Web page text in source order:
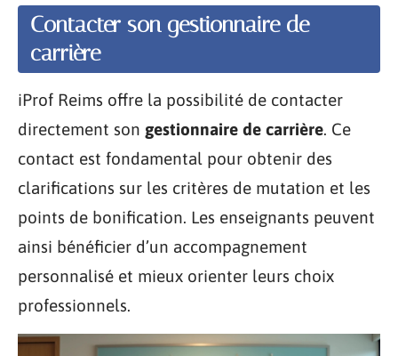
Contacter son gestionnaire de
carrière
iProf Reims offre la possibilité de contacter
directement son gestionnaire de carrière. Ce
contact est fondamental pour obtenir des
clarifications sur les critères de mutation et les
points de bonification. Les enseignants peuvent
ainsi bénéficier d’un accompagnement
personnalisé et mieux orienter leurs choix
professionnels.